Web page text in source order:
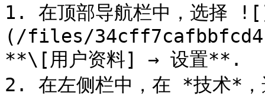
1. 在顶部导航栏中，选择
(/files/
**\[用户资料] → 设置**.
2. 在左侧栏中，在 *技术*